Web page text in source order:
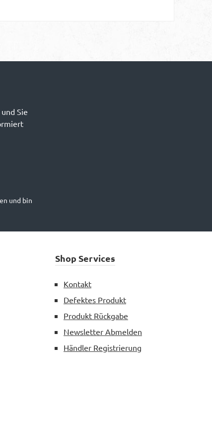
Sie
und bin
Shop Services
Kontakt
Defektes Produkt
Produkt Rückgabe
Newsletter Abmelden
Händler Registrierung